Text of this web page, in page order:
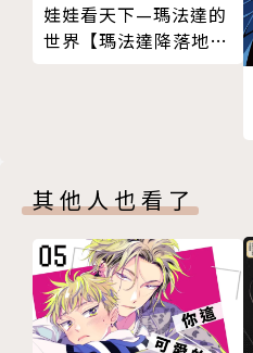
娃娃看天下—瑪法達的
世界【瑪法達降落地球
其他人也看了